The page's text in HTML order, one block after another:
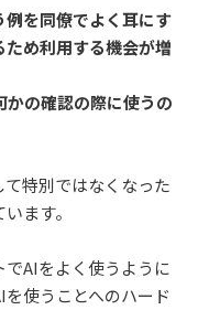
例を同僚でよく耳にす
め利用する機会が増
かの確認の際に使うの
特別ではなくなった
ます。
でAIをよく使うように
使うことへのハード